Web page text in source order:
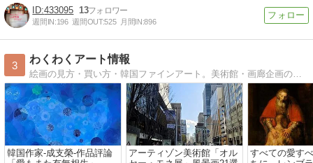
433095 13
週間IN:196 週間OUT:525 月間IN:896
3
わくわくアート情報
絵画の見方・買い方・韓国ファインアート。美術館・画廊企画のレビュー、作家アトリエ訪問、韓国情報をお届けします。
韓国作家‐成支榮‐作品評論
アーティゾン美術館「オル
すべての愛す